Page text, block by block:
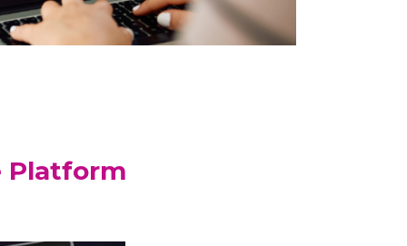
Platform